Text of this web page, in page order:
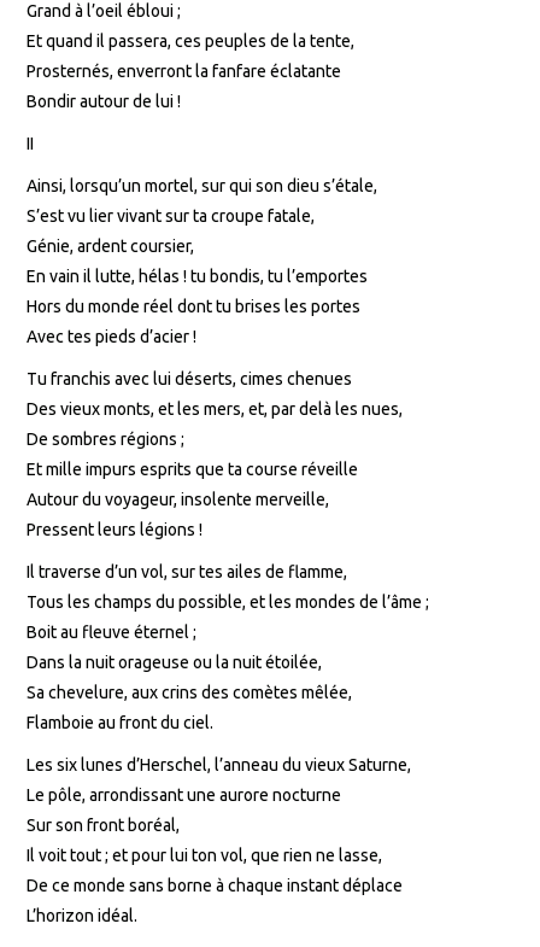
Grand à l’oeil ébloui ;
Et quand il passera, ces peuples de la tente,
Prosternés, enverront la fanfare éclatante
Bondir autour de lui !
II
Ainsi, lorsqu’un mortel, sur qui son dieu s’étale,
S’est vu lier vivant sur ta croupe fatale,
Génie, ardent coursier,
En vain il lutte, hélas ! tu bondis, tu l’emportes
Hors du monde réel dont tu brises les portes
Avec tes pieds d’acier !
Tu franchis avec lui déserts, cimes chenues
Des vieux monts, et les mers, et, par delà les nues,
De sombres régions ;
Et mille impurs esprits que ta course réveille
Autour du voyageur, insolente merveille,
Pressent leurs légions !
Il traverse d’un vol, sur tes ailes de flamme,
Tous les champs du possible, et les mondes de l’âme ;
Boit au fleuve éternel ;
Dans la nuit orageuse ou la nuit étoilée,
Sa chevelure, aux crins des comètes mêlée,
Flamboie au front du ciel.
Les six lunes d’Herschel, l’anneau du vieux Saturne,
Le pôle, arrondissant une aurore nocturne
Sur son front boréal,
Il voit tout ; et pour lui ton vol, que rien ne lasse,
De ce monde sans borne à chaque instant déplace
L’horizon idéal.